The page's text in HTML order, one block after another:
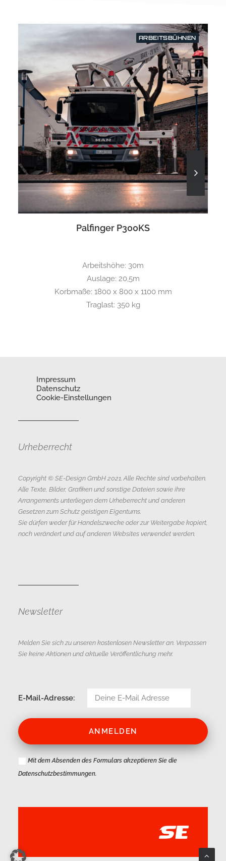
ARBEITSBÜHNEN
Palfinger P300KS
Arbeitshöhe: 30m
Auslage: 20,5m
Korbmaße: 1800 x 800 x 1100 mm
Traglast: 350 kg
Impressum
Datenschutz
Cookie-Einstellungen
Urheberrecht
Copyright © SE-Design GmbH 2021. Alle Rechte sind vorbehalten.
Alle Texte, Bilder, Grafiken und sonstige Dateien sowie ihre
Arrangements unterliegen dem Urheberrecht und anderen
Gesetzen zum Schutz geistigen Eigentums.
Sie dürfen weder für Handelszwecke oder zur Weitergabe kopiert,
noch verändert und auf anderen Websites verwendet werden.
Newsletter
Melden Sie sich zu unseren kostenlosen Newsletter an. Verpassen
Sie keine Aktionen und aktuelle Veröffentlichung mehr.
E-Mail-Adresse:
Mit dem Absenden des Formulars akzeptieren Sie die
Datenschutzbestimmungen.